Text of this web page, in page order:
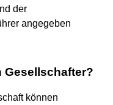
der
angegeben
Gesellschafter?
können